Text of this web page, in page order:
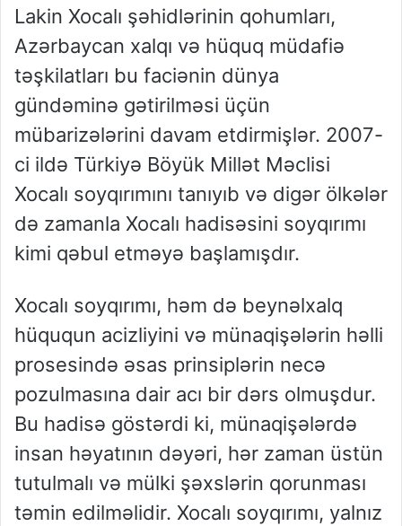
Lakin Xocalı şəhidlərinin qohumları,
Azərbaycan xalqı və hüquq müdafiə
təşkilatları bu faciənin dünya
gündəminə gətirilməsi üçün
mübarizələrini davam etdirmişlər. 2007-
ci ildə Türkiyə Böyük Millət Məclisi
Xocalı soyqırımını tanıyıb və digər ölkələr
də zamanla Xocalı hadisəsini soyqırımı
kimi qəbul etməyə başlamışdır.
Xocalı soyqırımı, həm də beynəlxalq
hüququn acizliyini və münaqişələrin həlli
prosesində əsas prinsiplərin necə
pozulmasına dair acı bir dərs olmuşdur.
Bu hadisə göstərdi ki, münaqişələrdə
insan həyatının dəyəri, hər zaman üstün
tutulmalı və mülki şəxslərin qorunması
təmin edilməlidir. Xocalı soyqırımı, yalnız